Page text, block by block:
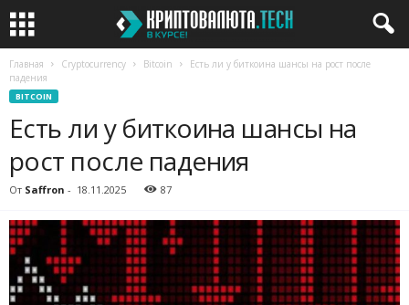
Главная Cryptocurrency Bitcoin
Есть ли у биткоина шансы на рост после
падения
BITCOIN
Есть ли у биткоина шансы на
рост после падения
От Saffron - 18.11.2025 87